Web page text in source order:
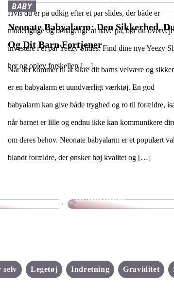
Hvis du er på udkig efter et par slides, der både er
moderigtige og behagelige at have på, bør du
investere i et par Yeezy Slides. Find dine nye Yeezy
her og oplev forskellen […]
BABY
Neonate Babyalarm: Den Sikkerhed,
Og Dit Barn Fortjener
Når det kommer til at sikre dit barns velvære og
er en babyalarm et uundværligt værktøj. En god
babyalarm kan give både tryghed og ro til forældre,
når barnet er lille og endnu ikke kan kommunikere
om deres behov. Neonate babyalarm er et populært
blandt forældre, der ønsker høj kvalitet og […]
barn
det
til børnene
selv Legetøj Indretning Graviditet